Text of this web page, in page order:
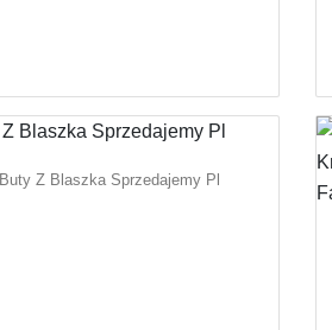
Buty Z Blaszka Sprzedajemy Pl